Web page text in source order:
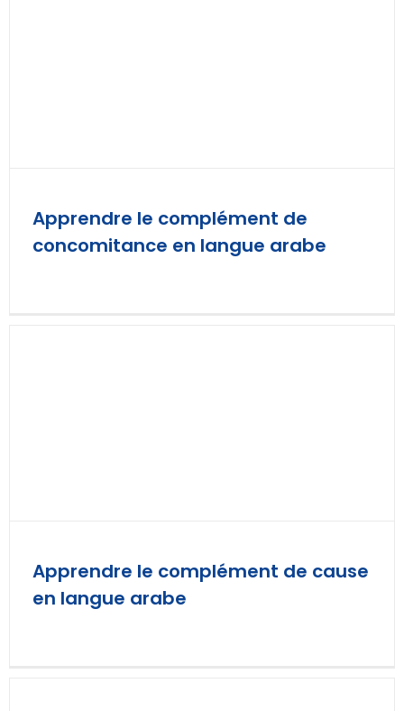
Apprendre le complément de
concomitance en langue arabe
Apprendre le complément de cause
en langue arabe